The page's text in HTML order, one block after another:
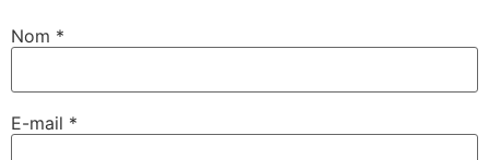
Nom *
E-mail *